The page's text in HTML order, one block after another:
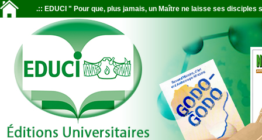
.:: EDUCI " Pour que, plus jamais, un Maître ne laisse ses disciples